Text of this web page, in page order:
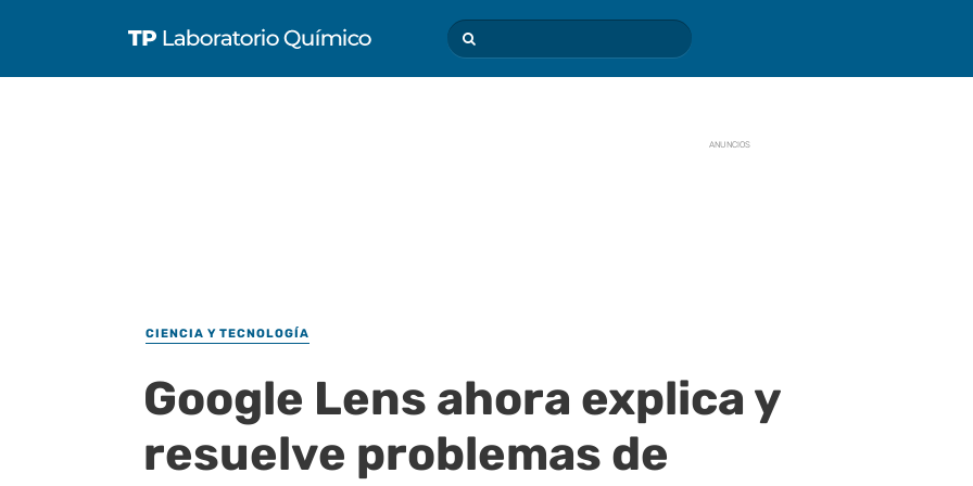
ANUNCIOS
CIENCIA Y TECNOLOGÍA
Google Lens ahora explica y
resuelve problemas de